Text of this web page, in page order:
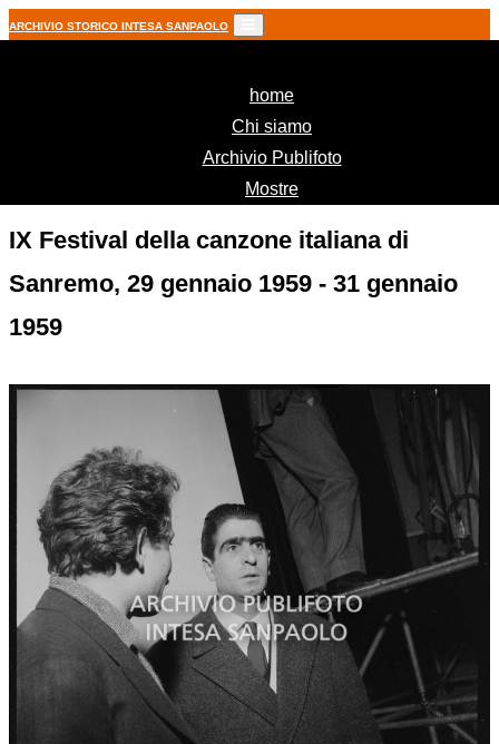
ARCHIVIO STORICO INTESA SANPAOLO
home(current)
Chi siamo
Archivio Publifoto
Mostre
IX Festival della canzone italiana di
Sanremo, 29 gennaio 1959 - 31 gennaio
1959